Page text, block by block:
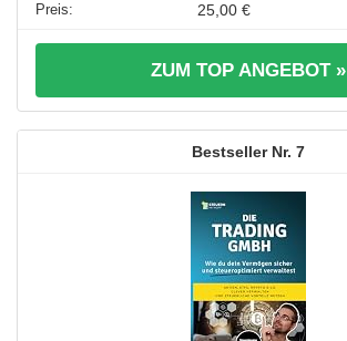
25,00 €
ZUM TOP ANGEBOT »
7